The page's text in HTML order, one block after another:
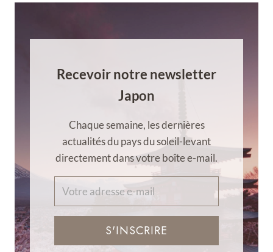
Recevoir notre newsletter
Japon
Chaque semaine, les dernières
actualités du pays du soleil-levant
directement dans votre boîte e-mail.
S'INSCRIRE